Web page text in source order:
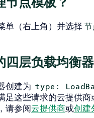
单（右上角）并选择
四层负载均衡
创建为 type:
足这些请求的云提供
请参阅云提供商或创建